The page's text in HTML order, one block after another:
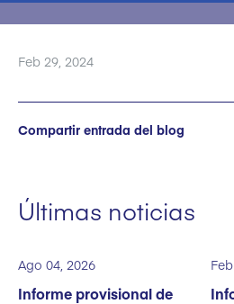
Feb 29, 2024
Compartir entrada del blog
Últimas noticias
Ago 04, 2026
Informe provisional de